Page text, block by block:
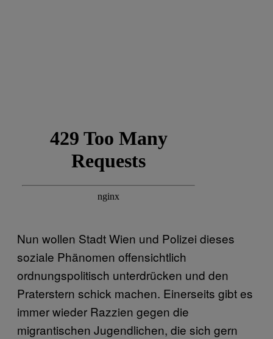
Nun wollen Stadt Wien und Polizei dieses
soziale Phänomen offensichtlich
ordnungspolitisch unterdrücken und den
Praterstern schick machen. Einerseits gibt es
immer wieder Razzien gegen die
migrantischen Jugendlichen, die sich gern